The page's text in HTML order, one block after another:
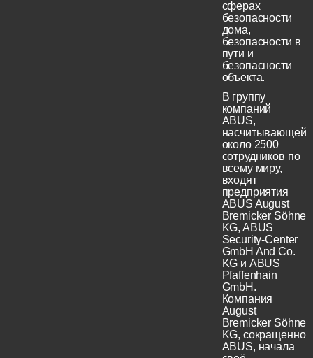
сферах
безопасности
дома,
безопасности в
пути и
безопасности
объекта.
В группу
компаний
ABUS,
насчитывающей
около 2500
сотрудников по
всему миру,
входят
предприятия
ABUS August
Bremicker Söhne
KG, ABUS
Security-Center
GmbH And Co.
KG и ABUS
Pfaffenhain
GmbH.
Компания
August
Bremicker Söhne
KG, сокращенно
ABUS, начала